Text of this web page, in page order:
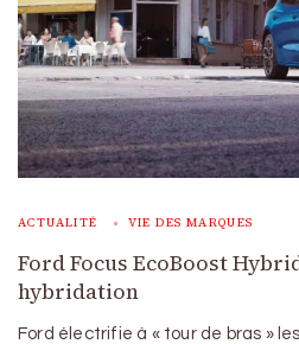
ACTUALITÉ VIE DES MARQUES
Ford Focus EcoBoost
hybridation
Ford électrifie à « tour de bras »